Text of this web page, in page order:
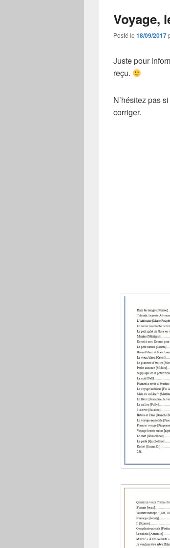
Voyage,
Posté le 18/09/2017
Juste pour
reçu.
N’hésitez pas
corriger.